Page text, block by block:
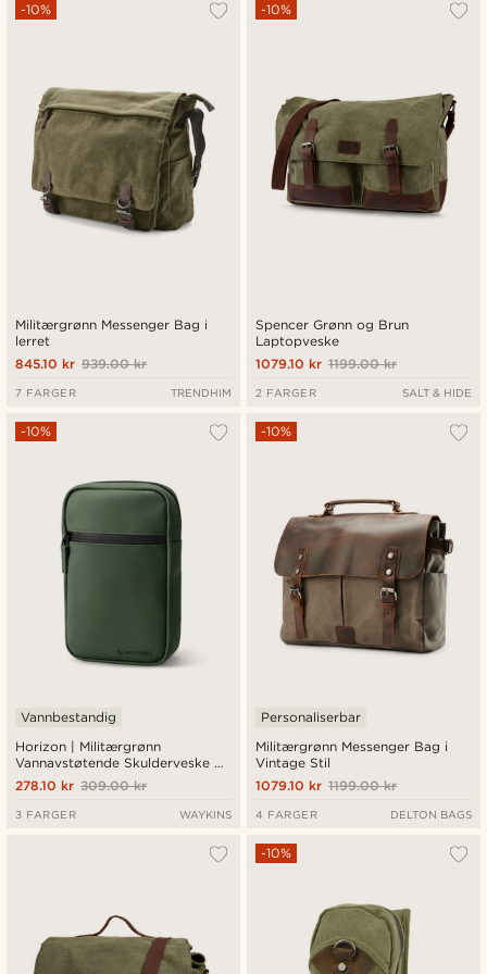
Mest populært
Høyeste pris
Militærgrønn Messenger Bag i
lerret
-10%
939.00 kr
845.10 kr
7 FARGER TRENDHIM
Spencer Grønn og Brun
Laptopveske
-10%
1199.00 kr
1079.10 kr
2 FARGER SALT & HIDE
Horizon | Militærgrønn
Vannavstøtende Skulderveske av
PU
-10%
Vannbestandig
309.00 kr
278.10 kr
3 FARGER WAYKINS
Militærgrønn Messenger Bag i
Vintage Stil
-10%
Personaliserbar
1199.00 kr
1079.10 kr
4 FARGER DELTON BAGS
-10%